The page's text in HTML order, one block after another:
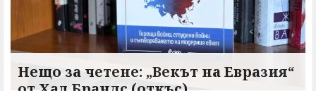
Нещо за четене: „Векът на Евразия“